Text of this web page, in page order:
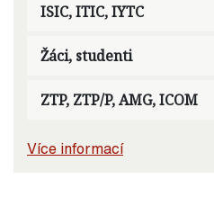
ISIC, ITIC, IYTC
Žáci, studenti
ZTP, ZTP/P, AMG, ICOM
Více informací